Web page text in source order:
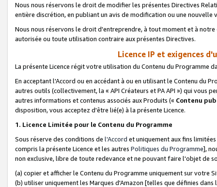
Nous nous réservons le droit de modifier les présentes Directives
entière discrétion, en publiant un avis de modification ou une nouvelle
Nous nous réservons le droit d'entreprendre, à tout moment et à
autorisée ou toute utilisation contraire aux présentes Directives.
Licence IP et exigences
La présente Licence régit votre utilisation du Contenu du Programme
En acceptant l'Accord ou en accédant à ou en utilisant le Contenu du
autres outils (collectivement, la « API Créateurs et PA API ») qui vous
autres informations et contenus associés aux Produits (« Contenu
disposition, vous acceptez d'être lié(e) à la présente Licence.
1. Licence Limitée pour le Contenu du Programme
Sous réserve des conditions de l'Accord et uniquement aux fins
compris la présente Licence et les autres Politiques du Programme],
non exclusive, libre de toute redevance et ne pouvant faire l'objet de
(a) copier et afficher le Contenu du Programme uniquement sur votre
(b) utiliser uniquement les Marques d'Amazon [telles que définies dans